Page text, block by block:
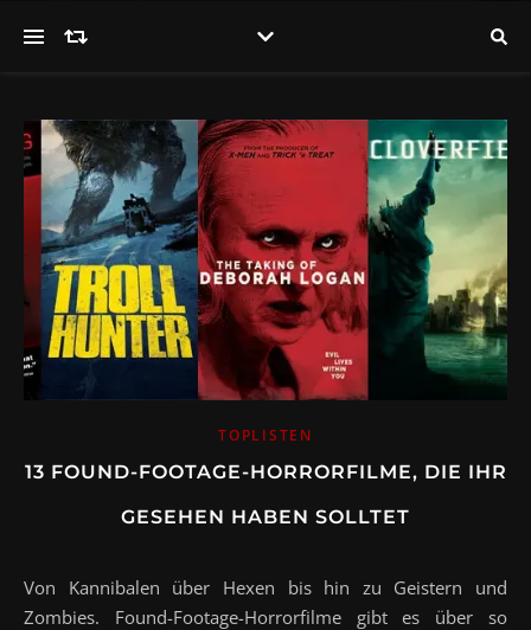
TOPLISTEN
13 FOUND-FOOTAGE-HORRORFILME, DIE IHR
GESEHEN HABEN SOLLTET
Von Kannibalen über Hexen bis hin zu Geistern und
Zombies. Found-Footage-Horrorfilme gibt es über so